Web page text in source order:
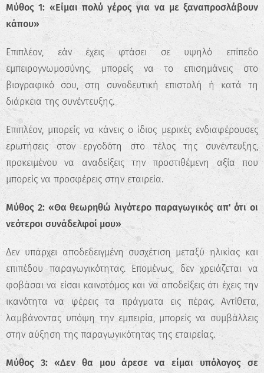
Μύθος 1: «Είμαι πολύ γέρος για να με ξαναπροσλάβουν
κάπου»
Επιπλέον, εάν έχεις φτάσει σε υψηλό επίπεδο
εμπειρογνωμοσύνης, μπορείς να το επισημάνεις στο
βιογραφικό σου, στη συνοδευτική επιστολή ή κατά τη
διάρκεια της συνέντευξης.
Επιπλέον, μπορείς να κάνεις ο ίδιος μερικές ενδιαφέρουσες
ερωτήσεις στον εργοδότη στο τέλος της συνέντευξης,
προκειμένου να αναδείξεις την προστιθέμενη αξία που
μπορείς να προσφέρεις στην εταιρεία.
Μύθος 2: «Θα θεωρηθώ λιγότερο παραγωγικός απ' ότι οι
νεότεροι συνάδελφοί μου»
Δεν υπάρχει αποδεδειγμένη συσχέτιση μεταξύ ηλικίας και
επιπέδου παραγωγικότητας. Επομένως, δεν χρειάζεται να
φοβάσαι να είσαι καινοτόμος και να αποδείξεις ότι έχεις την
ικανότητα να φέρεις τα πράγματα εις πέρας. Αντίθετα,
λαμβάνοντας υπόψη την εμπειρία, μπορείς να συμβάλλεις
στην αύξηση της παραγωγικότητας της εταιρείας.
Μύθος 3: «Δεν θα μου άρεσε να είμαι υπόλογος σε